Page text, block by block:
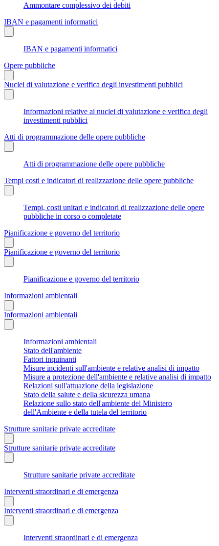
Ammontare complessivo dei debiti
IBAN e pagamenti informatici
IBAN e pagamenti informatici
Opere pubbliche
Nuclei di valutazione e verifica degli investimenti pubblici
Informazioni relative ai nuclei di valutazione e verifica degli
investimenti pubblici
Atti di programmazione delle opere pubbliche
Atti di programmazione delle opere pubbliche
Tempi costi e indicatori di realizzazione delle opere pubbliche
Tempi, costi unitari e indicatori di realizzazione delle opere
pubbliche in corso o completate
Pianificazione e governo del territorio
Pianificazione e governo del territorio
Pianificazione e governo del territorio
Informazioni ambientali
Informazioni ambientali
Informazioni ambientali
Stato dell'ambiente
Fattori inquinanti
Misure incidenti sull'ambiente e relative analisi di impatto
Misure a protezione dell'ambiente e relative analisi di impatto
Relazioni sull'attuazione della legislazione
Stato della salute e della sicurezza umana
Relazione sullo stato dell'ambiente del Ministero
dell'Ambiente e della tutela del territorio
Strutture sanitarie private accreditate
Strutture sanitarie private accreditate
Strutture sanitarie private accreditate
Interventi straordinari e di emergenza
Interventi straordinari e di emergenza
Interventi straordinari e di emergenza